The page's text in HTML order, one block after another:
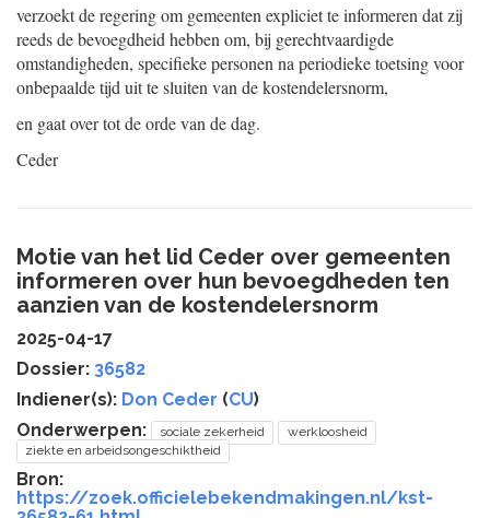
verzoekt de regering om gemeenten expliciet te informeren dat zij
reeds de bevoegdheid hebben om, bij gerechtvaardigde
omstandigheden, specifieke personen na periodieke toetsing voor
onbepaalde tijd uit te sluiten van de kostendelersnorm,
en gaat over tot de orde van de dag.
Ceder
Motie van het lid Ceder over gemeenten
informeren over hun bevoegdheden ten
aanzien van de kostendelersnorm
2025-04-17
Dossier: 36582
Indiener(s): Don Ceder (CU)
Onderwerpen:
sociale zekerheid
werkloosheid
ziekte en arbeidsongeschiktheid
Bron:
https://zoek.officielebekendmakingen.nl/kst-